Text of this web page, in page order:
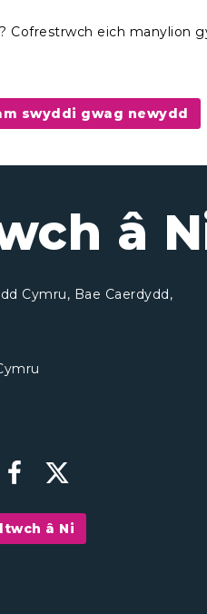
Cofrestrwch eich manylion
swyddi gwag newydd
â
Cymru, Bae Caerdydd,
â Ni